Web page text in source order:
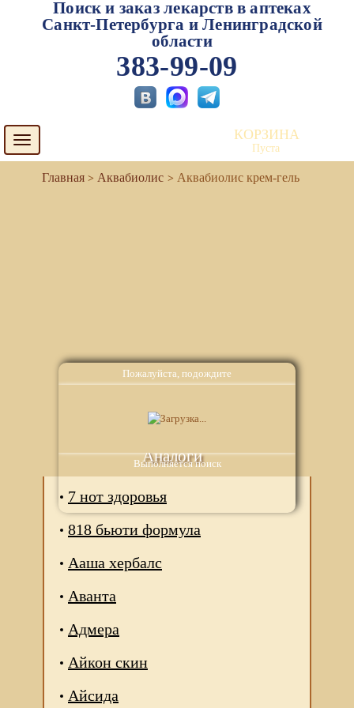
Пожалуйста, подождите
Выполняется поиск
Поиск и заказ лекарств в аптеках
Санкт-Петербурга и Ленинградской
области
383-99-09
Toggle
navigation
КОРЗИНА
Пуста
Аквабиолис Аквабиолис крем-гель
Аналоги
7 нот здоровья
818 бьюти формула
Ааша хербалс
Аванта
Адмера
Айкон скин
Айсида